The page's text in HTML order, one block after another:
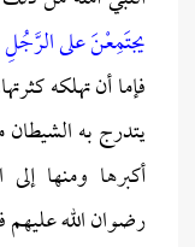
يجتَمِعْنَ على
فإما أن تهلكه
يتدرج به الشيطان
أكبرها ومنها
رضوان الله